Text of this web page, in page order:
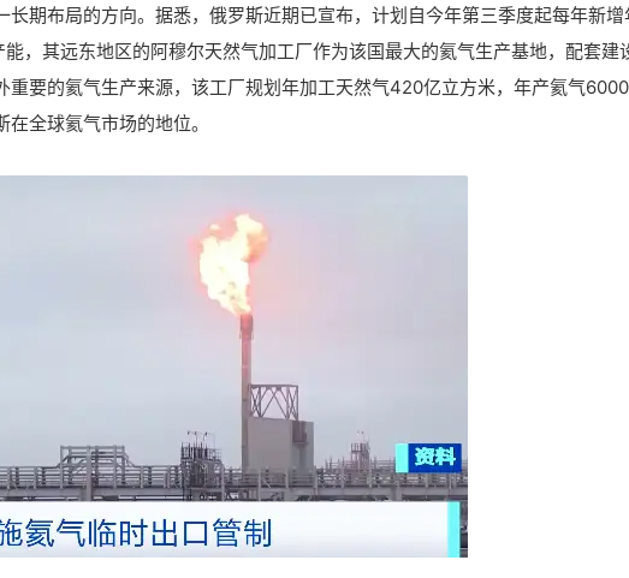
长期布局的方向。据悉，俄罗斯近期已宣布，计划自今年第三季度起每年新增
，其远东地区的阿穆尔天然气加工厂作为该国最大的氦气生产基地，配套建
重要的氦气生产来源，该工厂规划年加工天然气420亿立方米，年产氦气
全球氦气市场的地位。